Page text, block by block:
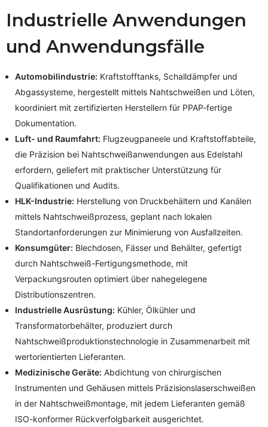
Industrielle Anwendungen
und Anwendungsfälle
Automobilindustrie: Kraftstofftanks, Schalldämpfer und
Abgassysteme, hergestellt mittels Nahtschweißen und Löten,
koordiniert mit zertifizierten Herstellern für PPAP-fertige
Dokumentation.
Luft- und Raumfahrt: Flugzeugpaneele und Kraftstoffabteile,
die Präzision bei Nahtschweißanwendungen aus Edelstahl
erfordern, geliefert mit praktischer Unterstützung für
Qualifikationen und Audits.
HLK-Industrie: Herstellung von Druckbehältern und Kanälen
mittels Nahtschweißprozess, geplant nach lokalen
Standortanforderungen zur Minimierung von Ausfallzeiten.
Konsumgüter: Blechdosen, Fässer und Behälter, gefertigt
durch Nahtschweiß-Fertigungsmethode, mit
Verpackungsrouten optimiert über nahegelegene
Distributionszentren.
Industrielle Ausrüstung: Kühler, Ölkühler und
Transformatorbehälter, produziert durch
Nahtschweißproduktionstechnologie in Zusammenarbeit mit
wertorientierten Lieferanten.
Medizinische Geräte: Abdichtung von chirurgischen
Instrumenten und Gehäusen mittels Präzisionslaserschweißen
in der Nahtschweißmontage, mit jedem Lieferanten gemäß
ISO-konformer Rückverfolgbarkeit ausgerichtet.